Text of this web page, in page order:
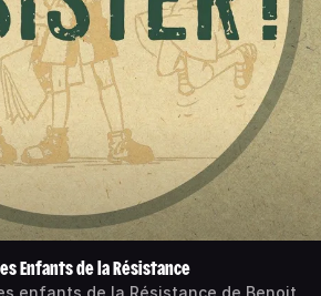
Enfants de la Résistance
enfants de la Résistance de Benoit